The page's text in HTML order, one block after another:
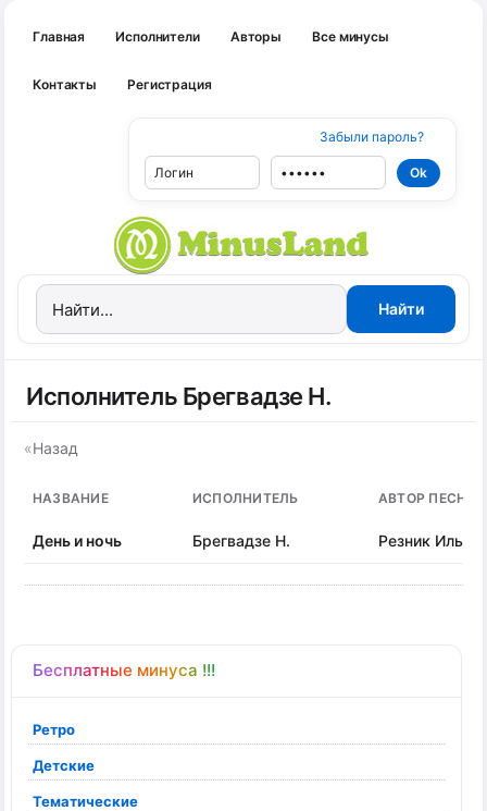
Главная Исполнители Авторы Все минусы
Контакты Регистрация
Забыли пароль?
Бесплатные минуса !!!
Ретро
Детские
Тематические
Исполнитель Брегвадзе Н.
«Назад
НАЗВАНИЕ ИСПОЛНИТЕЛЬ АВТОР ПЕСНИ
День и ночь Брегвадзе Н. Резник Илья